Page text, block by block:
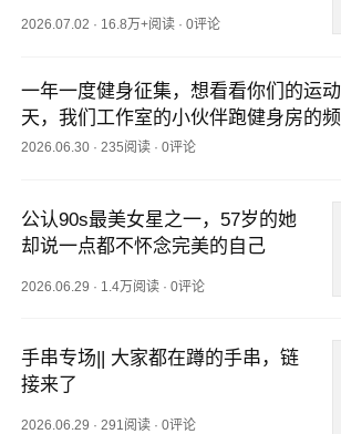
2026.07.02 · 16.8万+阅读 ·0评论
一年一度健身征集，想看看你们的运
天，我们工作室的小伙伴跑健身房的
了，后台也有好多读者在呼唤“运动健
怎么坚持下来的，带来了哪些新变化
都是怎么“迈开腿”的，除了去健身房，
微运动习惯？比如怎么做到不久坐、有
的小工具、怎么见缝插针地动起来（又
坚持的——养狗遛狗、拉个闺蜜打卡
食、每天8杯水打卡、调
2026.06.30 ·235阅读 ·0评论
公认90s最美女星之一，57岁的她
却说一点都不怀念完美的自己
2026.06.29 · 1.4万阅读 ·0评论
手串专场|| 大家都在蹲的手串，链
接来了
2026.06.29 ·291阅读 ·0评论